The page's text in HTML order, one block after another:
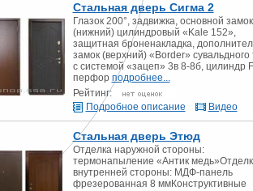
Стальная дверь Сигма 2
Глазок 200°, задвижка, основной замок
(нижний) цилиндровый «Kale 152»,
защитная броненакладка,
замок (верхний) «Border» сувальдного
с системой «зацеп» 3в 8-8б, цилиндр
перфор подробнее...
Рейтинг:
Подробное описание
Видео
Стальная дверь Этюд
Отделка наружной стороны:
термонапыление «Антик
внутренней стороны: МДФ-панель
фрезерованная 8 ммКонструктивные